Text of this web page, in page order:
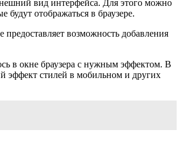
вид интерфейса. Для этого можно
отображаться в браузере.
возможность добавления
в окне браузера с нужным эффектом. В
эффект стилей в мобильном и других